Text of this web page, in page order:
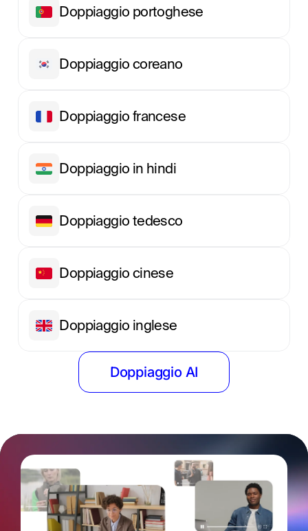
Doppiaggio portoghese
Doppiaggio coreano
Doppiaggio francese
Doppiaggio in hindi
Doppiaggio tedesco
Doppiaggio cinese
Doppiaggio inglese
Doppiaggio AI